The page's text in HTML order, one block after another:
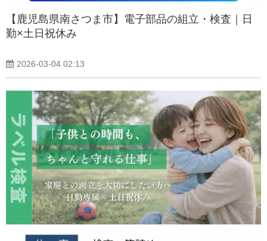
【鹿児島県南さつま市】電子部品の組立・検査｜日
勤×土日祝休み
2026-03-04 02:13